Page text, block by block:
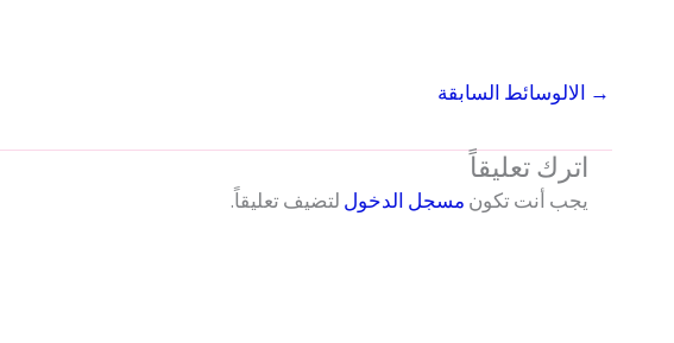
→ الالوسائط السابقة
اترك تعليقاً
يجب أنت تكون مسجل الدخول لتضيف تعليقاً.